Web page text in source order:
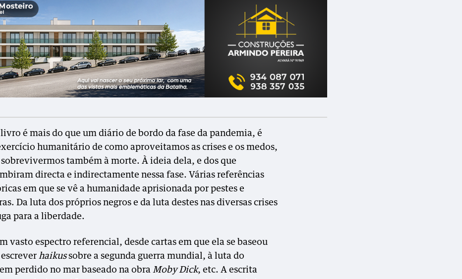
é mais do que um diário de bordo da fase da pandemia, é
humanitário de como aproveitamos as crises e os medos,
também à morte. À ideia dela, e dos que
directa e indirectamente nessa fase. Várias referências
em que se vê a humanidade aprisionada por pestes e
Da luta dos próprios negros e da luta destes nas diversas crises
para a liberdade.
vasto espectro referencial, desde cartas em que ela se baseou
haikussobre a segunda guerra mundial, à luta do
perdido no mar baseado na obra Moby Dick, etc. A escrita